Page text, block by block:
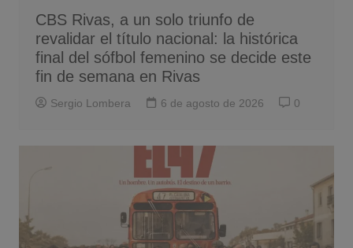
CBS Rivas, a un solo triunfo de
revalidar el título nacional: la histórica
final del sófbol femenino se decide este
fin de semana en Rivas
Sergio Lombera 6 de agosto de 2026 0